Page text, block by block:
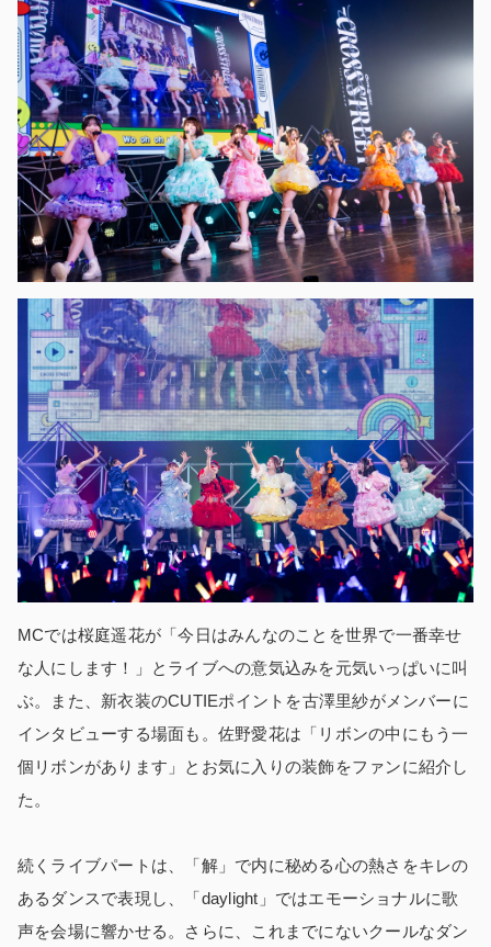
MCでは桜庭遥花が「今日はみんなのことを世界で一番幸せ
な人にします！」とライブへの意気込みを元気いっぱいに叫
ぶ。また、新衣装のCUTIEポイントを古澤里紗がメンバーに
インタビューする場面も。佐野愛花は「リボンの中にもう一
個リボンがあります」とお気に入りの装飾をファンに紹介し
た。
続くライブパートは、「解」で内に秘める心の熱さをキレの
あるダンスで表現し、「daylight」ではエモーショナルに歌
声を会場に響かせる。さらに、これまでにないクールなダン